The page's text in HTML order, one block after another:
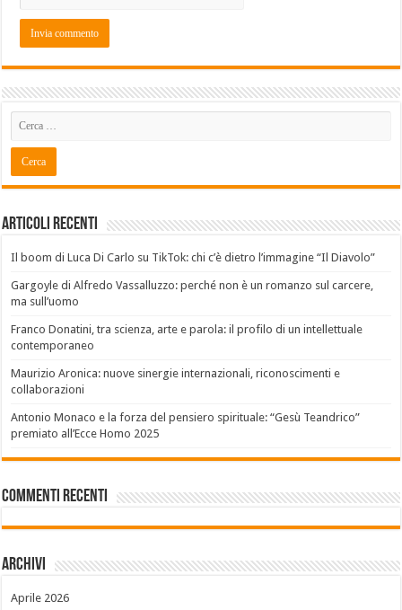
Articoli recenti
Il boom di Luca Di Carlo su TikTok: chi c’è dietro l’immagine “Il Diavolo”
Gargoyle di Alfredo Vassalluzzo: perché non è un romanzo sul carcere,
ma sull’uomo
Franco Donatini, tra scienza, arte e parola: il profilo di un intellettuale
contemporaneo
Maurizio Aronica: nuove sinergie internazionali, riconoscimenti e
collaborazioni
Antonio Monaco e la forza del pensiero spirituale: “Gesù Teandrico”
premiato all’Ecce Homo 2025
Commenti recenti
Archivi
Aprile 2026